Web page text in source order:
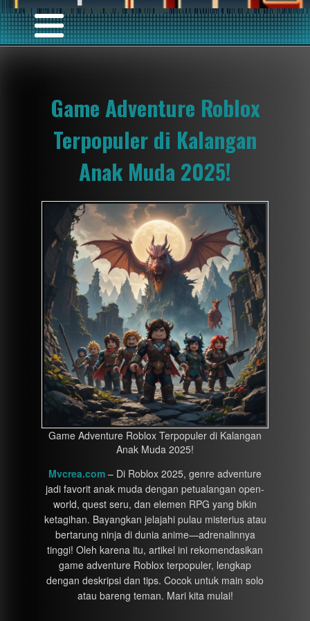
Game Adventure Roblox
Terpopuler di Kalangan
Anak Muda 2025!
Game Adventure Roblox Terpopuler di Kalangan
Anak Muda 2025!
Mvcrea.com – Di Roblox 2025, genre adventure
jadi favorit anak muda dengan petualangan open-
world, quest seru, dan elemen RPG yang bikin
ketagihan. Bayangkan jelajahi pulau misterius atau
bertarung ninja di dunia anime—adrenalinnya
tinggi! Oleh karena itu, artikel ini rekomendasikan
game adventure Roblox terpopuler, lengkap
dengan deskripsi dan tips. Cocok untuk main solo
atau bareng teman. Mari kita mulai!